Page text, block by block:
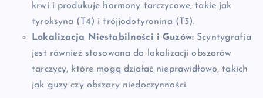
krwi i produkuje hormony tarczycowe, takie jak
tyroksyna (T4) i trójjodotyronina (T3).
Lokalizacja Niestabilności i Guzów: Scyntygrafia
jest również stosowana do lokalizacji obszarów
tarczycy, które mogą działać nieprawidłowo, takich
jak guzy czy obszary niedoczynności.